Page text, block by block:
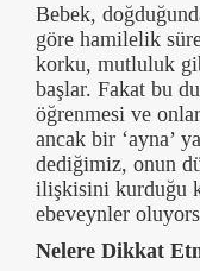
Bebek,
göre hamilelik
korku, mutluluk
başlar. Fakat bu
öğrenmesi ve
ancak bir ‘ayna’
dediğimiz, onun
ilişkisini kurduğu
ebeveynler
Nelere Dikkat